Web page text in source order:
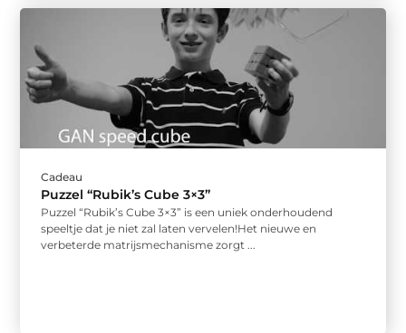
Cadeau
Puzzel “Rubik’s Cube 3×3”
Puzzel “Rubik’s Cube 3×3” is een uniek onderhoudend
speeltje dat je niet zal laten vervelen!Het nieuwe en
verbeterde matrijsmechanisme zorgt ...